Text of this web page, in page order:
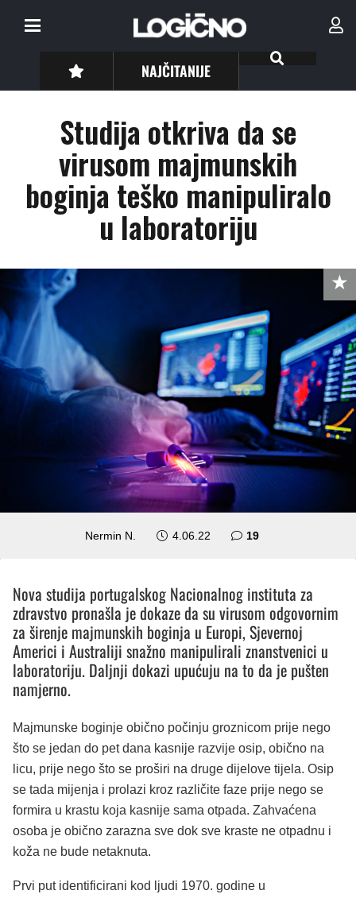
NAJČITANIJE
Studija otkriva da se
virusom majmunskih
boginja teško manipuliralo
u laboratoriju
Nermin N. 4.06.22 19komentara
Nova studija portugalskog Nacionalnog instituta za
zdravstvo pronašla je dokaze da su virusom odgovornim
za širenje majmunskih boginja u Europi, Sjevernoj
Americi i Australiji snažno manipulirali znanstvenici u
laboratoriju. Daljnji dokazi upućuju na to da je pušten
namjerno.
Majmunske boginje obično počinju groznicom prije nego
što se jedan do pet dana kasnije razvije osip, obično na
licu, prije nego što se proširi na druge dijelove tijela. Osip
se tada mijenja i prolazi kroz različite faze prije nego se
formira u krastu koja kasnije sama otpada. Zahvaćena
osoba je obično zarazna sve dok sve kraste ne otpadnu i
koža ne bude netaknuta.
Prvi put identificirani kod ljudi 1970. godine u